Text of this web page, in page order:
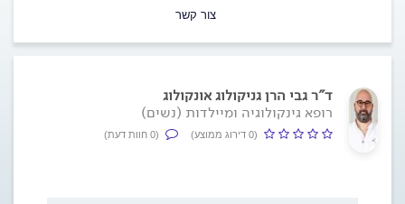
צור קשר
ד"ר גבי הרן גניקולוג אונקולוג
רופא גינקולוגיה ומיילדות (נשים)
(0 דירוג ממוצע) (0 חוות דעת)